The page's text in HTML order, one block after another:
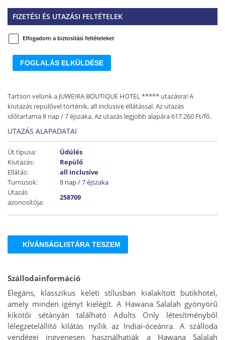
FIZETÉSI ÉS UTAZÁSI FELTÉTELEK
Elfogadom a biztosítási feltételeket
FOGLALÁS ELKÜLDÉSE
Tartson velünk a JUWEIRA BOUTIQUE HOTEL ***** utazásra! A
kiutazás repülővel történik, all inclusive ellátással. Az utazás
időtartama 8 nap / 7 éjszaka. Az utazás legjobb alapára 617.260 Ft/fő.
UTAZÁS ALAPADATAI
Út típusa:
Üdülés
Kiutazás:
Repülő
Ellátás:
all inclusive
Turnusok:
8 nap / 7 éjszaka
Utazás
azonosítója:
258709
KÍVÁNSÁGLISTÁRA TESZEM
Szállodainformáció
Elegáns, klasszikus keleti stílusban kialakított butikhotel,
amely minden igényt kielégít. A Hawana Salalah gyönyörű
kikötői sétányán található Adults Only létesítményből
lélegzetelállító kilátás nyílik az Indiai-óceánra. A szálloda
vendégei ingyenesen használhatják a Hawana Salalah